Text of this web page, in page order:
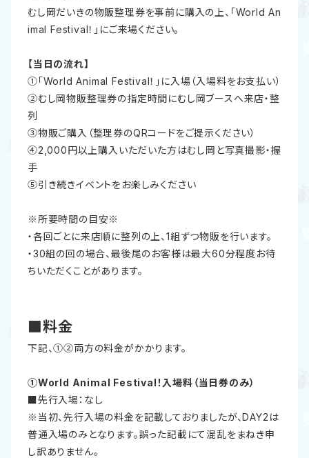
むし岡だいきの物販整理券を事前に購入の上、「World An
imal Festival！」にご来場ください。
【当日の流れ】
①「World Animal Festival！」に入場（入場料をお支払い）
②むし岡物販整理券の指定時間にむし岡ブースへ来店・整
列
③物販ご購入（整理券のQRコードをご提示ください）
④2,000円以上購入いただいた方はむし岡と写真撮影・握
手
⑤引き続きイベントをお楽しみください
※所要時間の目安※
・各回ごとに来店順に整列の上、1組ずつ物販を行います。
・30組の回の場合、最後尾のお客様は最大60分程度お待
ちいただくことがあります。
■料金
下記、①②両方の料金がかかります。
①World Animal Festival！入場料（当日券のみ）
■先行入場：なし
※当初、先行入場の料金を記載しておりましたが、DAY2は
普通入場のみとなります。誤った記載にて混乱をまねき申
し訳ありません。